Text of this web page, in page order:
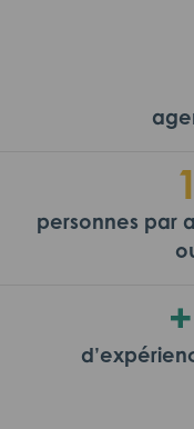
personnes par